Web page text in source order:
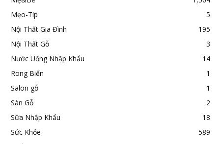
Mẹo-Típ
5
Nội Thất Gia Đình
195
Nội Thất Gỗ
3
Nước Uống Nhập Khẩu
14
Rong Biển
1
Salon gỗ
1
Sàn Gỗ
2
Sữa Nhập Khẩu
18
Sức Khỏe
589